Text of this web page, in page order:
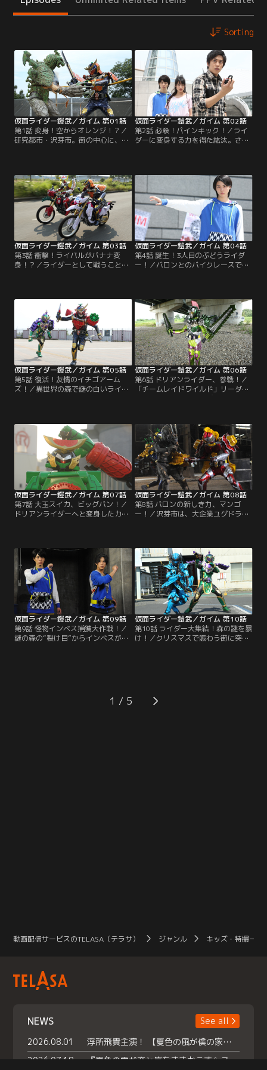
Sorting
仮面ライダー鎧武／ガイム 第01話
第1話 変身！空からオレンジ！？／
研究都市・沢芽市。街の中心に、大
テージでパフォーマンスを競い合っ
ていた。葛葉紘汰は、姉と二人暮ら
し。ダンスチーム鎧武に所属してい
たが、遊びは卒業し、大人にならな
きゃいけない、と決め、チームを抜
ける。
仮面ライダー鎧武／ガイム 第02話
第2話 必殺！パインキック！／ライ
ダーに変身する力を得た紘汰。さ
トアップ。駆紋戒斗率いるチームバ
ロンが今、一番の勢いだ。「強さ」
に哲学を持つ戒斗は、チーム鎧武の
ガレージに乗り込んできて…。
仮面ライダー鎧武／ガイム 第03話
第3話 衝撃！ライバルがバナナ変
身！？／ライダーとして戦うことに
スゲームを挑んでくるチームにも、
ライダーに変身して華麗に勝利をお
さめる。すっかり人気のアーマード
ライダー鎧武。一方で、錠前ディー
ラーのシドは、ライバルチームの戒
斗に近づき……。
仮面ライダー鎧武／ガイム 第04話
第4話 誕生！3人目のぶどうライダ
ー！／バロンとのバイクレースで、
り、一人でつき進む。行方不明のリ
ーダー裕也を探し始めた紘汰だが、
別のアーマードライダーが現れ
て……。
仮面ライダー鎧武／ガイム 第05話
第5話 復活！友情のイチゴアーム
ズ！／異世界の森で謎の白いライダ
まう。そんな紘汰を見て、光実は決
意の変身をする。アーマードライダ
ー龍玄となって、「チームインヴィ
ット」が仕掛けてきたインベスを倒
すのだった。
仮面ライダー鎧武／ガイム 第06話
第6話 ドリアンライダー、参戦！／
「チームレイドワイルド」リーダー
の初瀬、「チームインヴィット」リ
リ）と、グリドン（ドングリ）がラ
イダーバトルに乱入する。ライダー
戦国時代。混戦する戦いの行方は？
そんな中、最後の一つとなった戦極
ドライバーの行く先を、錠前ディー
ラーシドは決めかねていた。
仮面ライダー鎧武／ガイム 第07話
第7話 大玉スイカ、ビッグバン！／
ドリアンライダーへと変身したカリ
ズたちのチーム争いは、くだらない
お遊び、本物の戦いを教える、と参
入してきたのだ。一方的な戦いを目
の当たりにして我慢できない紘汰。
戦おうとしたところに光実から手渡
された錠前は……。
仮面ライダー鎧武／ガイム 第08話
第8話 バロンの新しき力、マンゴ
ー！／沢芽市は、大企業ユグドラシ
な思いがあった。同じくこの街で育
った舞。舞は、空間の「裂け目」を
発見し、再び謎の森へと迷い込んで
しまう。インベスに襲われた舞を助
けたのはバロン。前回のブラーボと
の戦いで…。
仮面ライダー鎧武／ガイム 第09話
第9話 怪物インベス捕獲大作戦！／
謎の森の“裂け目”からインベスがこ
長 阪東がコウモリインベスに襲われ
た。紘汰、光実は、チーム鎧武のメ
仮面ライダー鎧武／ガイム 第10話
第10話 ライダー大集結！森の謎を暴
け！／クリスマスで賑わう街に突如
かるかもしれない。だが、白いライ
ダーのことを思うと、無策で飛び込
1
動画配信サービスのTELASA（テラサ） ジャンル キッズ・特撮一覧
NEWS
See all
2026.08.01
浮所飛貴主演！ 【夏色の風が僕の家にやってきた】 本日よりテラサで独占配信スタート！
2026.07.18
『夏色の雲が恋と嵐をまきおこす』スペシャルメイキング 【Part1】2026年７月18日（土）23時30分～配信スタート！話題のシーンの裏側を大公開！豪華キャスト大集合！ 『武宮家 真夏の家族会議』開催！